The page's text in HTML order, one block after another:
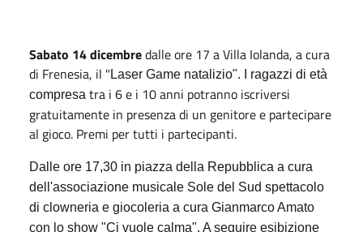
Sabato 14 dicembredalle ore 17 a Villa Iolanda, a cura
di Frenesia, il " Laser Game natalizio". I ragazzi di età
compresa tra i 6 e i 10 anni potranno iscriversi
gratuitamente in presenza di un genitore e partecipare
al gioco. Premi per tutti i partecipanti.
Dalle ore 17,30 in piazza della Repubblica a cura
dell'associazione musicale Sole del Sud spettacolo
di clowneria e giocoleria a cura Gianmarco Amato
con lo show "Ci vuole calma". A seguire esibizione